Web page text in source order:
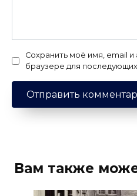
Сохранить моё имя, email и
браузере для
Вам также